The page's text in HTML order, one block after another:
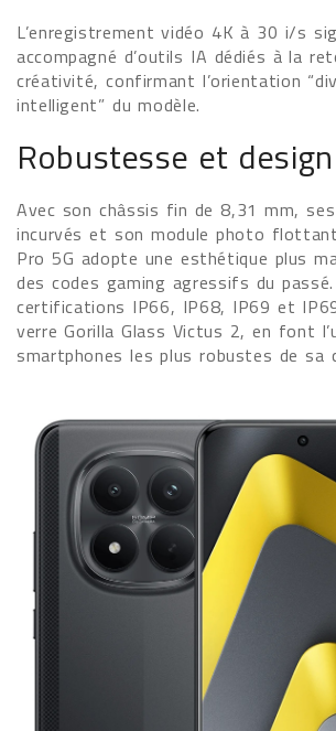
L’enregistrement vidéo 4K à 30 i/s
accompagné d’outils IA dédiés à la
créativité, confirmant l’orientation
intelligent” du modèle.
Robustesse et
Avec son châssis fin de 8,31 mm,
incurvés et son module photo
Pro 5G adopte une esthétique plus
des codes gaming agressifs du
certifications IP66, IP68, IP69 et
verre Gorilla Glass Victus 2, en font
smartphones les plus robustes de sa